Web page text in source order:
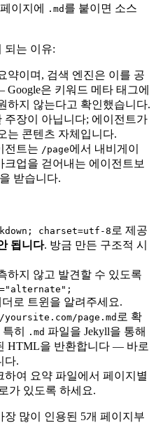
이지에
.md 를 붙이면 소스
되는 이유:
약이며, 검색 엔진은 이를 공
은 키워드 메타 태그에
하지 않는다고 확인했습니다.
주장이 아닙니다; 에이전트가
는 콘텐츠 자체입니다.
전트는 /page에서 내비게이
크업을 걷어내는 에이전트보
받습니다.
charset=utf-8로 제공
됩니다. 방금 만든 구조적 시
하지 않고 발견할 수 있도록
더로 트윈을 알려주세요.
page.md 로 확
히
.md 파일을 Jekyll을 통해
HTML을 반환합니다 — 바로
다.
하여 요약 파일에서 페이지별
가 있도록 하세요.
많이 인용된 5개 페이지부